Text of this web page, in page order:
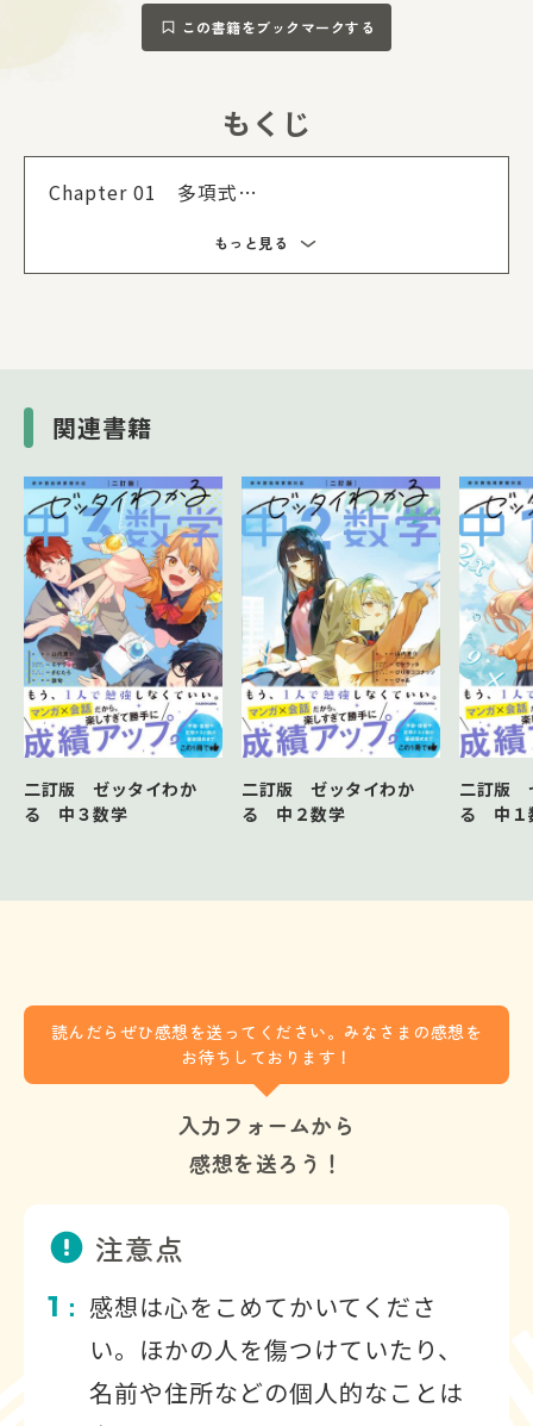
バーイラストは中高生に圧倒的人気を博す「幸色のワンルー
ム」（ガンガンpixiv）のはくり氏が担当！
５人しか部員のいない「軽音同好会」に所属する中学３年生――
基（もとい）、六花（りっか）、春（はる）、洸（こう）、
も、にぎやかで騒がしい毎日を過ごしていた。
すぎる春の壊滅的な成績不振を理由に、あるとき部長の基が
学年主任に呼び出されて――!?
この書籍をブックマークする
もくじ
Chapter 01 多項式
Chapter 03 ２次方程式
Chapter 08 標本調査
もっと見る
関連書籍
二訂版 ゼッタイわか
る 中３数学
二訂版 ゼッタイわか
る 中２数学
二訂版
る 中１
読んだらぜひ感想を送ってください。みなさまの感想を
お待ちしております！
入力フォームから
感想を送ろう！
注意点
1 ： 感想は心をこめてかいてくださ
い。ほかの人を傷つけていたり、
名前や住所などの個人的なことは